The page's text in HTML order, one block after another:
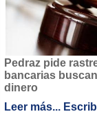
Pedraz pide
bancarias
dinero
Leer más...